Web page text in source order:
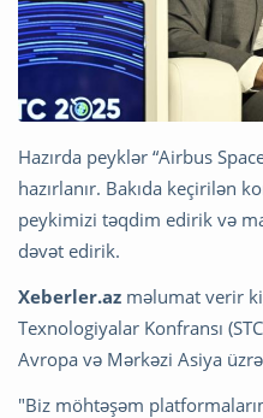
Hazırda peyklər “Airbus
hazırlanır. Bakıda keçirilən
peykimizi təqdim edirik və
dəvət edirik.
Xeberler.az məlumat verir
Texnologiyalar Konfransı
Avropa və Mərkəzi Asiya
"Biz möhtəşəm